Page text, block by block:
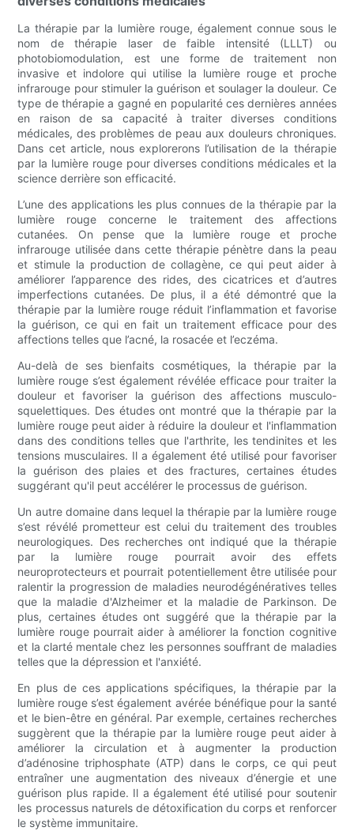
La thérapie par la lumière rouge, également connue sous le
nom de thérapie laser de faible intensité (LLLT) ou
photobiomodulation, est une forme de traitement non
invasive et indolore qui utilise la lumière rouge et proche
infrarouge pour stimuler la guérison et soulager la douleur. Ce
type de thérapie a gagné en popularité ces dernières années
en raison de sa capacité à traiter diverses conditions
médicales, des problèmes de peau aux douleurs chroniques.
Dans cet article, nous explorerons l’utilisation de la thérapie
par la lumière rouge pour diverses conditions médicales et la
science derrière son efficacité.
L’une des applications les plus connues de la thérapie par la
lumière rouge concerne le traitement des affections
cutanées. On pense que la lumière rouge et proche
infrarouge utilisée dans cette thérapie pénètre dans la peau
et stimule la production de collagène, ce qui peut aider à
améliorer l’apparence des rides, des cicatrices et d’autres
imperfections cutanées. De plus, il a été démontré que la
thérapie par la lumière rouge réduit l’inflammation et favorise
la guérison, ce qui en fait un traitement efficace pour des
affections telles que l’acné, la rosacée et l’eczéma.
Au-delà de ses bienfaits cosmétiques, la thérapie par la
lumière rouge s’est également révélée efficace pour traiter la
douleur et favoriser la guérison des affections musculo-
squelettiques. Des études ont montré que la thérapie par la
lumière rouge peut aider à réduire la douleur et l'inflammation
dans des conditions telles que l'arthrite, les tendinites et les
tensions musculaires. Il a également été utilisé pour favoriser
la guérison des plaies et des fractures, certaines études
suggérant qu'il peut accélérer le processus de guérison.
Un autre domaine dans lequel la thérapie par la lumière rouge
s’est révélé prometteur est celui du traitement des troubles
neurologiques. Des recherches ont indiqué que la thérapie
par la lumière rouge pourrait avoir des effets
neuroprotecteurs et pourrait potentiellement être utilisée pour
ralentir la progression de maladies neurodégénératives telles
que la maladie d'Alzheimer et la maladie de Parkinson. De
plus, certaines études ont suggéré que la thérapie par la
lumière rouge pourrait aider à améliorer la fonction cognitive
et la clarté mentale chez les personnes souffrant de maladies
telles que la dépression et l'anxiété.
En plus de ces applications spécifiques, la thérapie par la
lumière rouge s’est également avérée bénéfique pour la santé
et le bien-être en général. Par exemple, certaines recherches
suggèrent que la thérapie par la lumière rouge peut aider à
améliorer la circulation et à augmenter la production
d’adénosine triphosphate (ATP) dans le corps, ce qui peut
entraîner une augmentation des niveaux d’énergie et une
guérison plus rapide. Il a également été utilisé pour soutenir
les processus naturels de détoxification du corps et renforcer
le système immunitaire.